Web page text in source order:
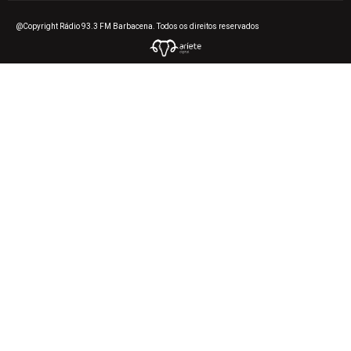
@Copyright Rádio 93.3 FM Barbacena. Todos os direitos reservados